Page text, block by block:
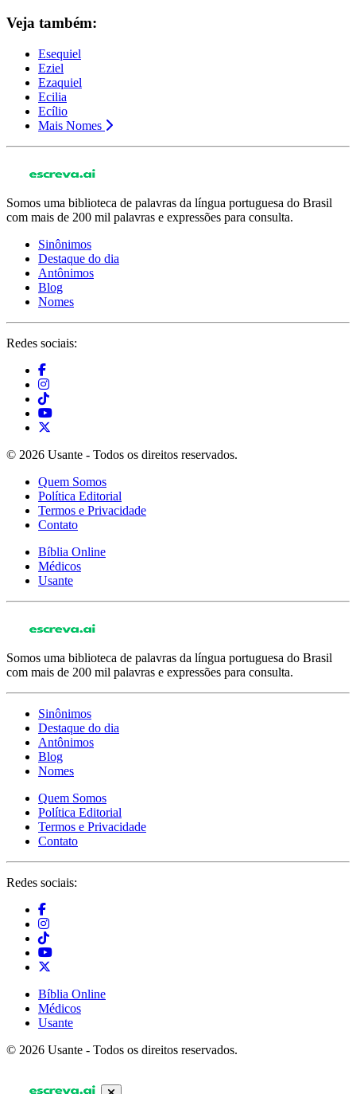
Veja também:
Esequiel
Eziel
Ezaquiel
Ecilia
Ecílio
Mais Nomes
Somos uma biblioteca de palavras da língua portuguesa do Brasil
com mais de 200 mil palavras e expressões para consulta.
Sinônimos
Destaque do dia
Antônimos
Blog
Nomes
Redes sociais:
© 2026 Usante - Todos os direitos reservados.
Quem Somos
Política Editorial
Termos e Privacidade
Contato
Bíblia Online
Médicos
Usante
Somos uma biblioteca de palavras da língua portuguesa do Brasil
com mais de 200 mil palavras e expressões para consulta.
Sinônimos
Destaque do dia
Antônimos
Blog
Nomes
Quem Somos
Política Editorial
Termos e Privacidade
Contato
Redes sociais:
Bíblia Online
Médicos
Usante
© 2026 Usante - Todos os direitos reservados.